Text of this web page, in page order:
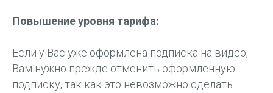
Повышение уровня тарифа:
Если у Вас уже оформлена подписка на видео,
Вам нужно прежде отменить оформленную
подписку, так как это невозможно сделать